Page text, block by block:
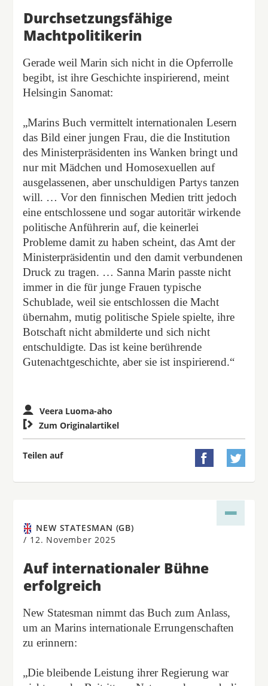
Durchsetzungsfähige
Machtpolitikerin
Gerade weil Marin sich nicht in die Opferrolle
begibt, ist ihre Geschichte inspirierend, meint
Helsingin Sanomat:
„Marins Buch vermittelt internationalen Lesern
das Bild einer jungen Frau, die die Institution
des Ministerpräsidenten ins Wanken bringt und
nur mit Mädchen und Homosexuellen auf
ausgelassenen, aber unschuldigen Partys tanzen
will. … Vor den finnischen Medien tritt jedoch
eine entschlossene und sogar autoritär wirkende
politische Anführerin auf, die keinerlei
Probleme damit zu haben scheint, das Amt der
Ministerpräsidentin und den damit verbundenen
Druck zu tragen. … Sanna Marin passte nicht
immer in die für junge Frauen typische
Schublade, weil sie entschlossen die Macht
übernahm, mutig politische Spiele spielte, ihre
Botschaft nicht abmilderte und sich nicht
entschuldigte. Das ist keine berührende
Gutenachtgeschichte, aber sie ist inspirierend.“
Veera Luoma-aho
 Zum Originalartikel
Teilen auf  
NEW STATESMAN (GB)
/ 12. November 2025
Auf internationaler Bühne
erfolgreich
New Statesman nimmt das Buch zum Anlass,
um an Marins internationale Errungenschaften
zu erinnern:
„Die bleibende Leistung ihrer Regierung war